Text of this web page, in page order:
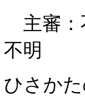
主審
不明
ひさか